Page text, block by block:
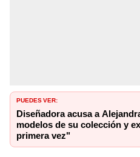
PUEDES VER:
Diseñadora acusa a
modelos de su colección y
primera vez"